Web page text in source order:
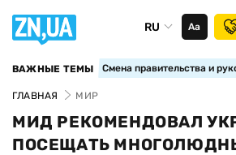
RU Аа
ВАЖНЫЕ ТЕМЫ Смена правительства и
ГЛАВНАЯ МИР
МИД РЕКОМЕНДОВАЛ
ПОСЕЩАТЬ